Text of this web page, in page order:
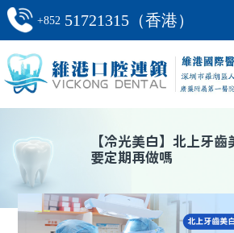
+852 51721315（香港）
【冷光美白】 北上牙齒
要定期再做嗎